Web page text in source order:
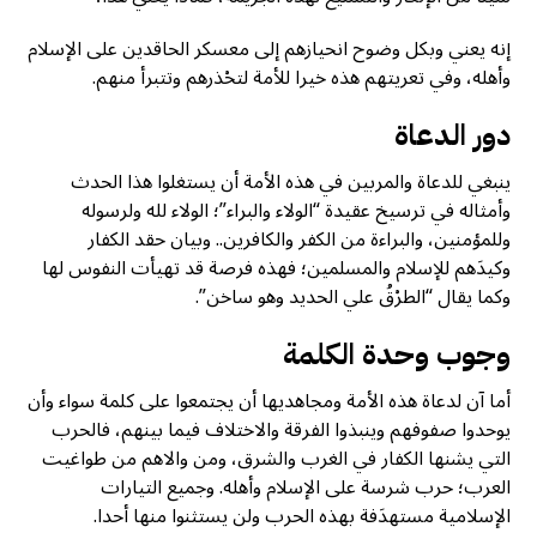
إنه يعني وبكل وضوح انحيازهم إلى معسكر الحاقدين على الإسلام
وأهله، وفي تعريتهم هذه خيرا للأمة لتحْذرهم وتتبرأ منهم.
دور الدعاة
ينبغي للدعاة والمربين في هذه الأمة أن يستغلوا هذا الحدث
وأمثاله في ترسيخ عقيدة “الولاء والبراء”؛ الولاء لله ولرسوله
وللمؤمنين، والبراءة من الكفر والكافرين.. وبيان حقد الكفار
وكيدَهم للإسلام والمسلمين؛ فهذه فرصة قد تهيأت النفوس لها
وكما يقال “الطرْقُ علي الحديد وهو ساخن”.
وجوب وحدة الكلمة
أما آن لدعاة هذه الأمة ومجاهديها أن يجتمعوا على كلمة سواء وأن
يوحدوا صفوفهم وينبذوا الفرقة والاختلاف فيما بينهم، فالحرب
التي يشنها الكفار في الغرب والشرق، ومن والاهم من طواغيت
العرب؛ حرب شرسة على الإسلام وأهله. وجميع التيارات
الإسلامية مستهدَفة بهذه الحرب ولن يستثنوا منها أحدا.